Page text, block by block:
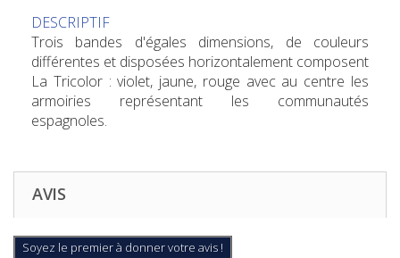
DESCRIPTIF
Trois bandes d'égales dimensions, de couleurs
différentes et disposées horizontalement composent
La Tricolor : violet, jaune, rouge avec au centre les
armoiries représentant les communautés
espagnoles.
AVIS
Soyez le premier à donner votre avis !